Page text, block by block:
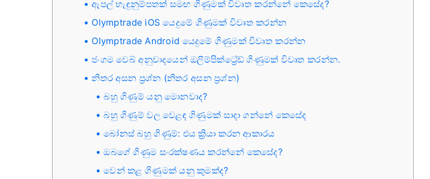
ඇපල් හැඳුනුම්පතක් සමඟ ගිණුමක් විවෘත කරන්නේ කෙසේද?
Olymptrade iOS යෙදුමේ ගිණුමක් විවෘත කරන්න
Olymptrade Android යෙදුමේ ගිණුමක් විවෘත කරන්න
ජංගම වෙබ් අනුවාදයෙන් ඔලිම්පික්ට්‍රේඩ් ගිණුමක් විවෘත කරන්න.
නිතර අසන ප්‍රශ්න (නිතර අසන ප්‍රශ්න)
බහු ගිණුම් යනු මොනවාද?
බහු ගිණුම් වල වෙළඳ ගිණුමක් සාදා ගන්නේ කෙසේද
බෝනස් බහු ගිණුම්: එය ක්‍රියා කරන ආකාරය
ඔබගේ ගිණුම සංරක්ෂණය කරන්නේ කෙසේද?
වෙන් කළ ගිණුමක් යනු කුමක්ද?